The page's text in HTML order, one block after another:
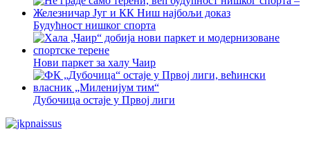
Будућност нишког спорта
Нови паркет за халу Чаир
Дубочица остаје у Првој лиги